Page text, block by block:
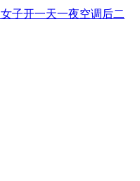
女子开一天一夜空调后二